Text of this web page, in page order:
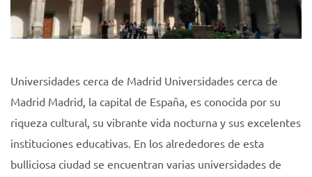
Universidades cerca de Madrid Universidades cerca de
Madrid Madrid, la capital de España, es conocida por su
riqueza cultural, su vibrante vida nocturna y sus excelentes
instituciones educativas. En los alrededores de esta
bulliciosa ciudad se encuentran varias universidades de